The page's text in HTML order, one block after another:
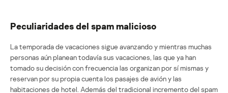
Peculiaridades del spam malicioso
La temporada de vacaciones sigue avanzando y mientras muchas
personas aún planean todavía sus vacaciones, las que ya han
tomado su decisión con frecuencia las organizan por sí mismas y
reservan por su propia cuenta los pasajes de avión y las
habitaciones de hotel. Además del tradicional incremento del spam